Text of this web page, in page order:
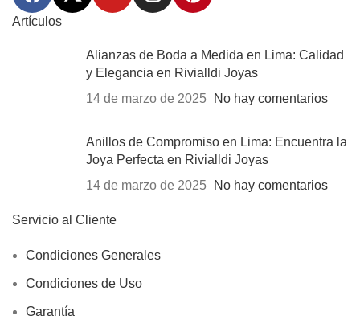
Artículos
Alianzas de Boda a Medida en Lima: Calidad
y Elegancia en Rivialldi Joyas
14 de marzo de 2025
No hay comentarios
Anillos de Compromiso en Lima: Encuentra la
Joya Perfecta en Rivialldi Joyas
14 de marzo de 2025
No hay comentarios
Servicio al Cliente
Condiciones Generales
Condiciones de Uso
Garantía